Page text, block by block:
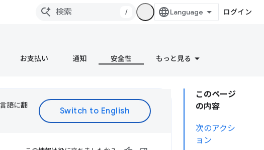
/ ログイン
お支払い 通知 安全性 もっと見る
このページ
の内容
次のアクシ
ョン
語に翻